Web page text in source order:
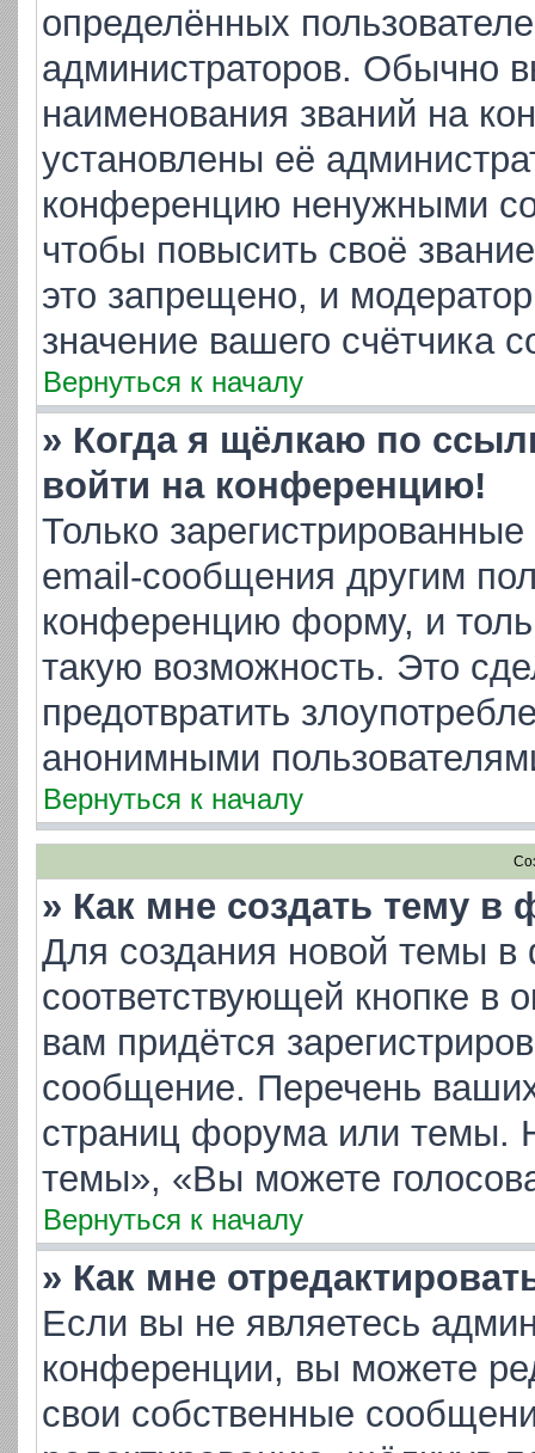
определённых
администраторов. Обычно
наименования званий на
установлены её
конференцию ненужными
чтобы повысить своё
это запрещено, и
значение вашего счётчика
Вернуться к началу
» Когда я щёлкаю по
войти на конференцию!
Только
email-сообщения другим
конференцию форму, и
такую возможность. Это
предотвратить
анонимными
Вернуться к началу
» Как мне создать тему в
Для создания новой темы
соответствующей кнопке
вам придётся
сообщение. Перечень
страниц форума или темы.
темы», «Вы можете
Вернуться к началу
» Как мне
Если вы не являетесь
конференции, вы можете
свои собственные